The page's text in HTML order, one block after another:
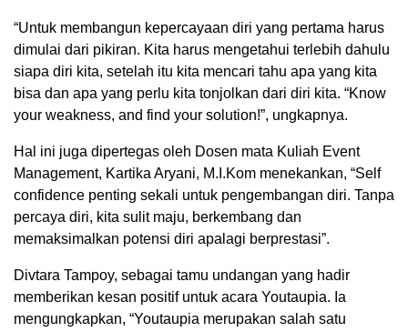
“Untuk membangun kepercayaan diri yang pertama harus
dimulai dari pikiran. Kita harus mengetahui terlebih dahulu
siapa diri kita, setelah itu kita mencari tahu apa yang kita
bisa dan apa yang perlu kita tonjolkan dari diri kita. “Know
your weakness, and find your solution!”, ungkapnya.
Hal ini juga dipertegas oleh Dosen mata Kuliah Event
Management, Kartika Aryani, M.I.Kom menekankan, “Self
confidence penting sekali untuk pengembangan diri. Tanpa
percaya diri, kita sulit maju, berkembang dan
memaksimalkan potensi diri apalagi berprestasi”.
Divtara Tampoy, sebagai tamu undangan yang hadir
memberikan kesan positif untuk acara Youtaupia. Ia
mengungkapkan, “Youtaupia merupakan salah satu